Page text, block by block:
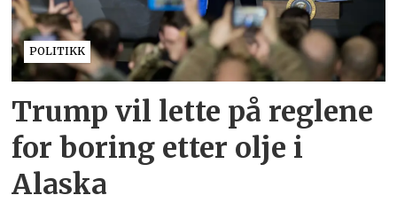
POLITIKK
Trump vil lette på reglene
for boring etter olje i
Alaska